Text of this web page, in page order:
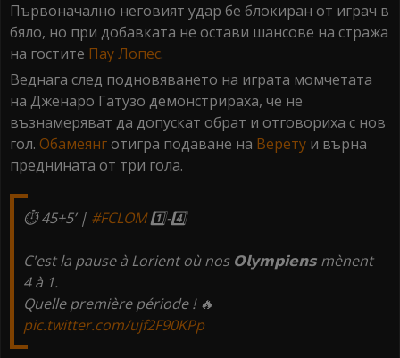
Първоначално неговият удар бе блокиран от играч в
бяло, но при добавката не остави шансове на стража
на гостите Пау Лопес.
Веднага след подновяването на играта момчетата
на Дженаро Гатузо демонстрираха, че не
възнамеряват да допускат обрат и отговориха с нов
гол. Обамеянготигра подаване на Верету и върна
преднината от три гола.
⏱️ 45+5’ | #FCLOM1️⃣-4️⃣
C'est la pause à Lorient où nos 𝗢𝗹𝘆𝗺𝗽𝗶𝗲𝗻𝘀 mènent
4 à 1.
Quelle première période ! 🔥
pic.twitter.com/ujf2F90KPp